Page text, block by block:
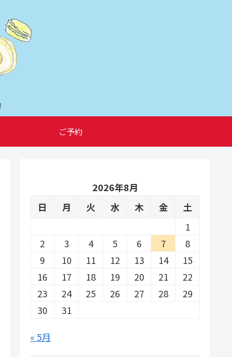
ご予約
2026年8月
日
月 火 水 木 金
土
1
2
3 4 5 6 7
8
9
10 11 12 13 14
15
16
17 18 19 20 21
22
23
24 25 26 27 28
29
30
31
« 5月